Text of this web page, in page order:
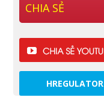
CHIA SẺ
HREGULATOR